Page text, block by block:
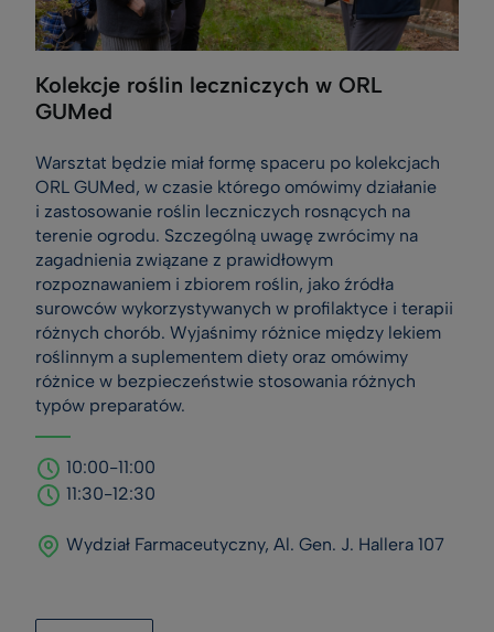
Kolekcje roślin leczniczych w ORL
GUMed
Warsztat będzie miał formę spaceru po kolekcjach
ORL GUMed, w czasie którego omówimy działanie
i zastosowanie roślin leczniczych rosnących na
terenie ogrodu. Szczególną uwagę zwrócimy na
zagadnienia związane z prawidłowym
rozpoznawaniem i zbiorem roślin, jako źródła
surowców wykorzystywanych w profilaktyce i terapii
różnych chorób. Wyjaśnimy różnice między lekiem
roślinnym a suplementem diety oraz omówimy
różnice w bezpieczeństwie stosowania różnych
typów preparatów.
10:00-11:00
11:30-12:30
Wydział Farmaceutyczny, Al. Gen. J. Hallera 107